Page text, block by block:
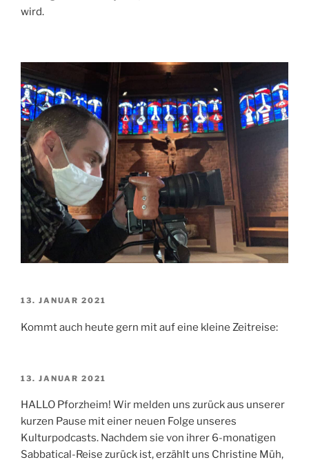
wird.
VERÖFFENTLICHT
13. JANUAR 2021
Kommt auch heute gern mit auf eine kleine Zeitreise:
VERÖFFENTLICHT
13. JANUAR 2021
HALLO Pforzheim! Wir melden uns zurück aus unserer
kurzen Pause mit einer neuen Folge unseres
Kulturpodcasts. Nachdem sie von ihrer 6-monatigen
Sabbatical-Reise zurück ist, erzählt uns Christine Müh,